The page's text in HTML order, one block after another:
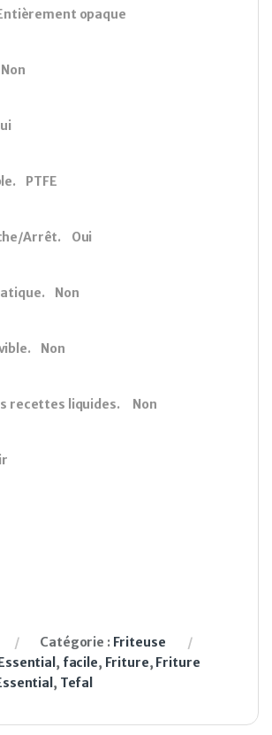
opaque
PTFE
Arrêt. Oui
Non
Non
recettes liquides. Non
Catégorie : Friteuse
, facile, Friture, Friture
, Tefal